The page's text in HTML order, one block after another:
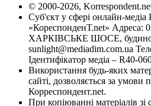
© 2000-2026,
Суб'єкт у сфері онлайн-медіа
«КореспонденТ.net» Адреса:
ХАРКІВСЬКЕ ШОСЕ, будинок
sunlight@mediadim.com.ua
Ідентифікатор медіа – R40-
Використання будь-яких
сайті, дозволяється за умови
Корреспондент.net.
При копіюванні матеріалів